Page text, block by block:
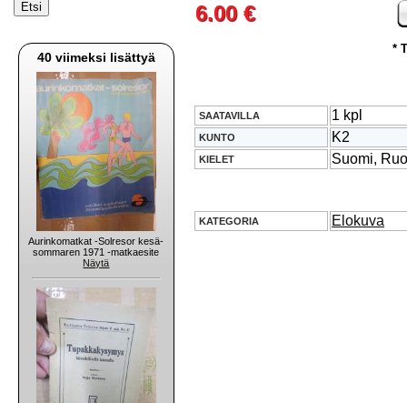
40 viimeksi lisättyä
Aurinkomatkat -Solresor kesä-
sommaren 1971 -matkaesite
Näytä
6.00 €
*
SAATAVILLA 1 kpl
KUNTO K2
KIELET Suomi,
KATEGORIA Elokuva